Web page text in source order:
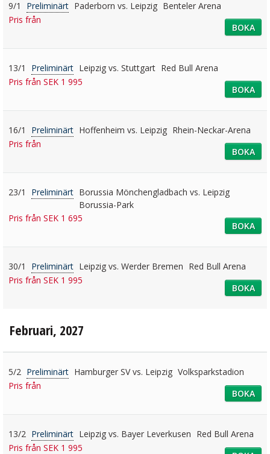
9/1 Preliminärt Paderborn vs. Leipzig Benteler Arena
Pris från
BOKA
13/1 Preliminärt Leipzig vs. Stuttgart Red Bull Arena
Pris från SEK 1 995
BOKA
16/1 Preliminärt Hoffenheim vs. Leipzig Rhein-Neckar-Arena
Pris från
BOKA
23/1 Preliminärt Borussia Mönchengladbach vs. Leipzig
Borussia-Park
Pris från SEK 1 695
BOKA
30/1 Preliminärt Leipzig vs. Werder Bremen Red Bull Arena
Pris från SEK 1 995
BOKA
Februari, 2027
5/2 Preliminärt Hamburger SV vs. Leipzig Volksparkstadion
Pris från
BOKA
13/2 Preliminärt Leipzig vs. Bayer Leverkusen Red Bull Arena
Pris från SEK 1 995